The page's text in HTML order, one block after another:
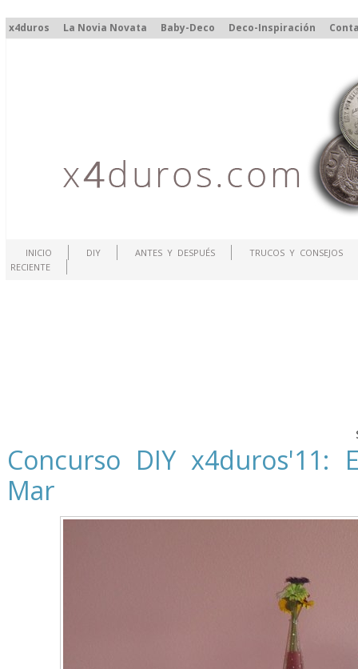
x4duros La Novia Novata Baby-Deco Deco-Inspiración
INICIO DIY ANTES Y DESPUÉS
TRUCOS Y CONSEJOS
RECIENTE
Concurso DIY x4duros'11:
Mar